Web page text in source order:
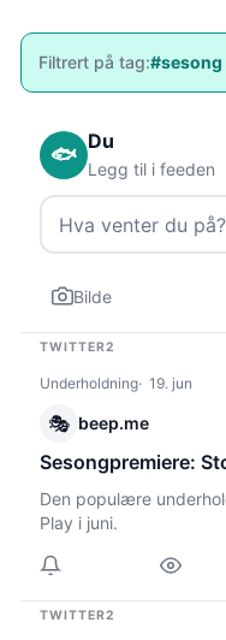
Filtrert på tag:#sesong
🐟
Du
Legg til i feeden
Bilde
TWITTER2
Underholdning 19. jun
🎭 beep.me
Sesongpremiere:
Den populære
Play i juni.
TWITTER2